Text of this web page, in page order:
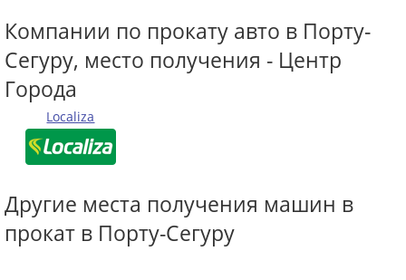
Компании по прокату авто в Порту-
Сегуру, место получения - Центр
Города
Localiza
Другие места получения машин в
прокат в Порту-Сегуру